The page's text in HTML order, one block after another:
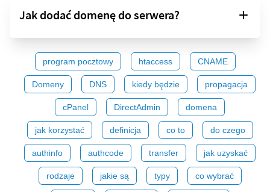
Jak dodać domenę do serwera?
program pocztowy htaccess CNAME
Domeny DNS kiedy będzie propagacja
cPanel DirectAdmin domena
jak korzystać definicja co to do czego
authinfo authcode transfer jak uzyskać
rodzaje jakie są typy co wybrać